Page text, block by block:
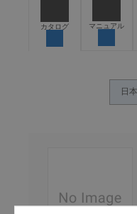
カタログ マニュアル
日